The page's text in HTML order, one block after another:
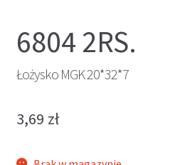
6804 2RS.
Łożysko MGK 20*32*7
3,69 zł